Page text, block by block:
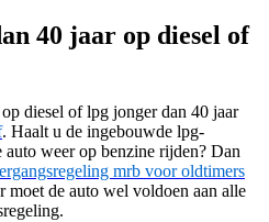
40 jaar op diesel of
diesel of lpg jonger dan 40 jaar
. Haalt u de ingebouwde lpg-
auto weer op benzine rijden? Dan
mrb voor oldtimers
moet de auto wel voldoen aan alle